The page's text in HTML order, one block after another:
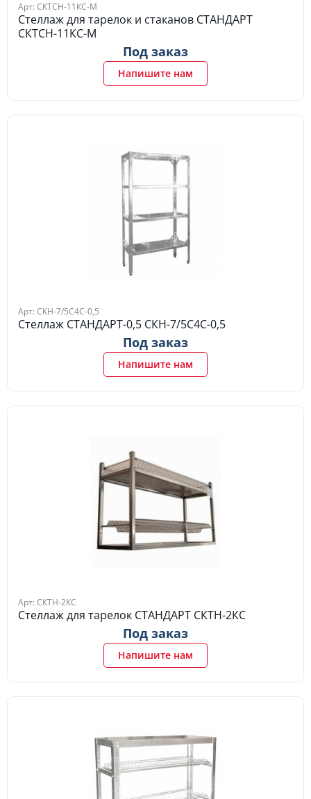
Арт: СКТСН-11КС-М
Стеллаж для тарелок и стаканов СТАНДАРТ
СКТСН-11КС-М
Под заказ
Напишите нам
Арт: СКН-7/5С4С-0,5
Стеллаж СТАНДАРТ-0,5 СКН-7/5С4С-0,5
Под заказ
Напишите нам
Арт: СКТН-2КС
Стеллаж для тарелок СТАНДАРТ СКТН-2КС
Под заказ
Напишите нам